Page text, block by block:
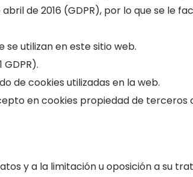
de 2016 (GDPR), por lo que se le
utilizan en este sitio web.
de cookies utilizadas en la web.
en cookies propiedad de terceros
y a la limitación u oposición a su